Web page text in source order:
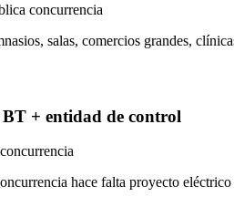
concurrencia
salas, comercios grandes,
+ entidad de control
hace falta proyecto